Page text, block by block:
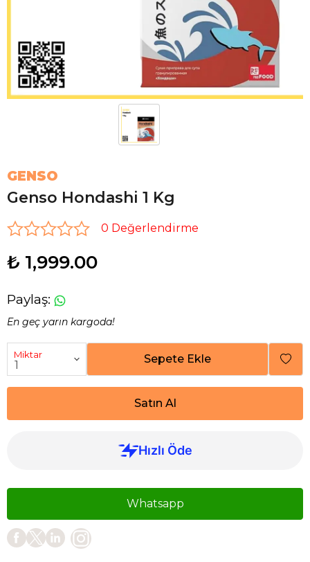
GENSO
Genso Hondashi 1 Kg
0 Değerlendirme
₺ 1,999.00
Paylaş:
En geç yarın kargoda!
Miktar Sepete Ekle
Satın Al
Whatsapp